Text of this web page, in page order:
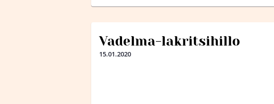
Vadelma-lakritsihillo
15.01.2020